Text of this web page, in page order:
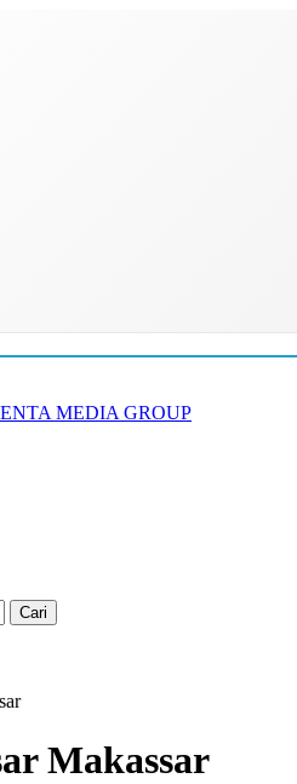
Baru
MEDIA GROUP
Makassar